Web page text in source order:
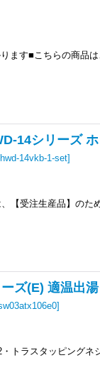
ます■こちらの商品
14シリーズ
14vkb-1-set]
【受注生産品】のた
ズ(E) 適温出
]
トラスタッピング